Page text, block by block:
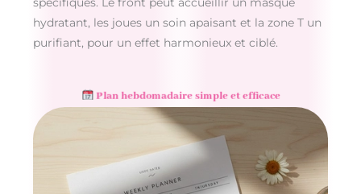
spécifiques. Le front peut accueillir un masque
hydratant, les joues un soin apaisant et la zone T un
purifiant, pour un effet harmonieux et ciblé.
Plan hebdomadaire simple et efficace